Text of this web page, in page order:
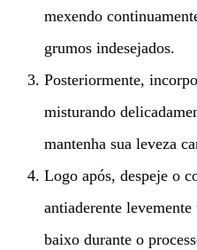
mexendo
grumos indesejados.
Posteriormente,
misturando
mantenha sua leveza
Logo após, despeje o
antiaderente
baixo durante o